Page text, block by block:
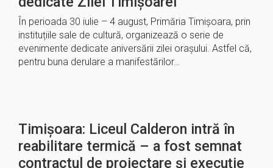
În perioada 30 iulie – 4 august, Primăria Timișoara, prin
instituțiile sale de cultură, organizează o serie de
evenimente dedicate aniversării zilei orașului. Astfel că,
pentru buna derulare a manifestărilor…
Timișoara: Liceul Calderon intră în
reabilitare termică – a fost semnat
contractul de proiectare și execuție